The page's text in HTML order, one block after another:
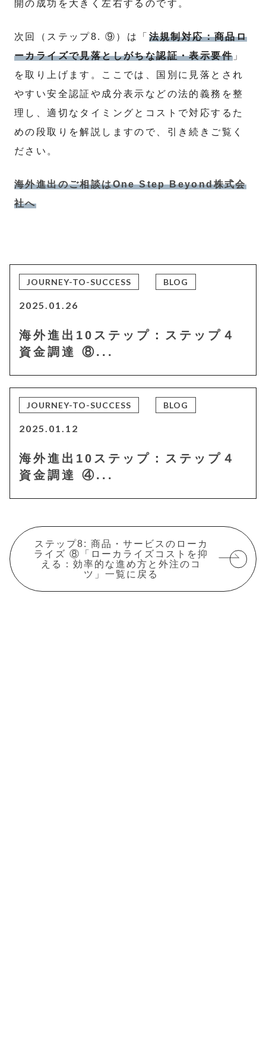
開の成功を大きく左右するのです。
次回（ステップ8. ⑨）は「 法規制対応：商品ロ
ーカライズで見落としがちな認証・表示要件 」
を取り上げます。ここでは、国別に見落とされ
やすい安全認証や成分表示などの法的義務を整
理し、適切なタイミングとコストで対応するた
めの段取りを解説しますので、引き続きご覧く
ださい。
海外進出のご相談はOne Step Beyond株式会
社へ
JOURNEY-TO-SUCCESS BLOG
2025.01.26
海外進出10ステップ：ステップ４
資金調達 ⑧...
JOURNEY-TO-SUCCESS BLOG
2025.01.12
海外進出10ステップ：ステップ４
資金調達 ④...
ステップ8: 商品・サービスのローカ
ライズ ⑧「ローカライズコストを抑
える：効率的な進め方と外注のコ
ツ」一覧に戻る